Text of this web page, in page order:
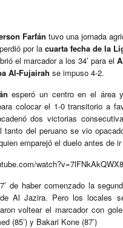
Farfán tuvo una jornada
por la cuarta fecha de la
el marcador a los 34’ para el
Al-Fujairah se impuso 4-2.
esperó un centro en el área
colocar el 1-0 transitorio a
dos victorias
tanto del peruano se vio
emparejó el duelo antes de
watch?v=7lFNkAkQWX8
de haber comenzado la
Al Jazira. Pero los locales
voltear el marcador con
(85’) y Bakari Kone (87’)